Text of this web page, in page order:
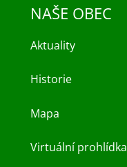
NAŠE OBEC
Aktuality
Historie
Mapa
Virtuální prohlídka